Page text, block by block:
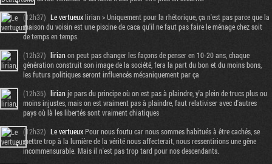
(12h37) Le vertueuxlirian > Uniquement pour la rhétorique, ça n'est pas parce que la
maison du voisin est une piscine de caca qu'il ne faut pas faire le ménage chez soit
de temps en temps.
(12h37) lirianon peut pas changer les façons de penser en 10-20 ans, chaque
génération construit son image de la société, fera la part du bon et du moins bons,
les futurs politiques seront influencés mécaniquement par ça
(12h35) lirianje pars du principe où on est pas à plaindre, y'a plein de trucs plus ou
moins injustes, mais on est vraiment pas à plaindre, faut relativiser avec d'autres
pays où là les libertés sont vraiment chiatiques
(12h32) Le vertueuxPour nous foutu car nous sommes habitués à être cachés, se
mettre trop à la lumière de la vérité nous affecterait, nous ressentirions une gêne
incommensurable. Mais il n'est pas trop tard pour nos descendants.